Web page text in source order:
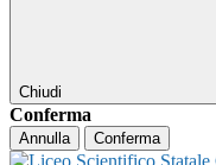
Chiudi
Conferma
Annulla Conferma